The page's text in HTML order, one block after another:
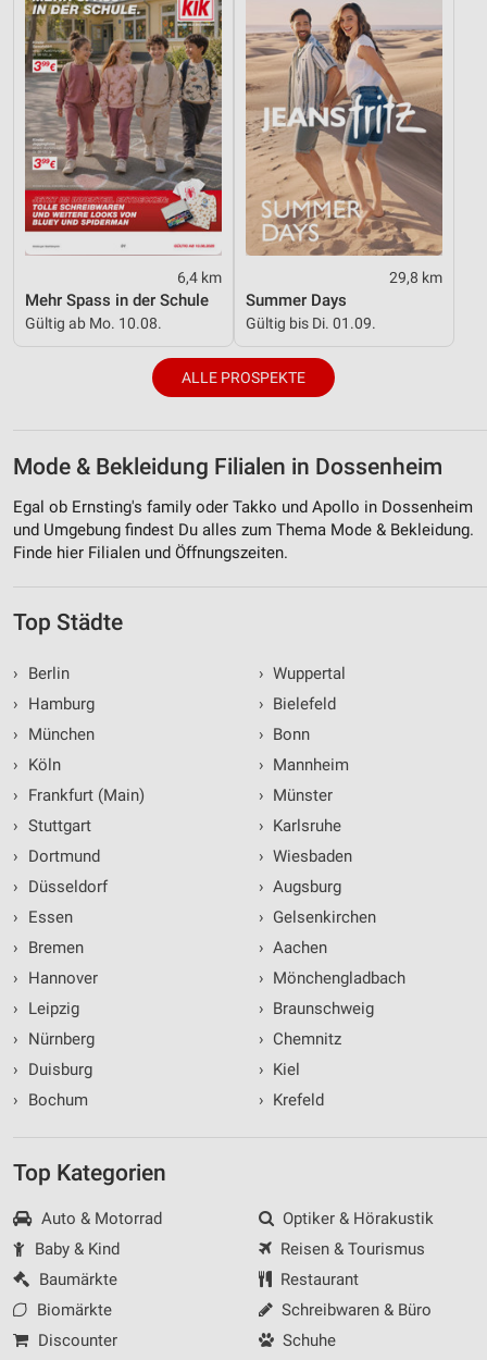
6,4 km
Mehr Spass in der Schule
Gültig ab Mo. 10.08.
29,8 km
Summer Days
Gültig bis Di. 01.09.
ALLE PROSPEKTE
Mode & Bekleidung Filialen in Dossenheim
Egal ob Ernsting's family oder Takko und Apollo in Dossenheim
und Umgebung findest Du alles zum Thema Mode & Bekleidung.
Finde hier Filialen und Öffnungszeiten.
Top Städte
›
Berlin
›
Hamburg
›
München
›
Köln
›
Frankfurt (Main)
› Stuttgart
›
Dortmund
›
Düsseldorf
›
Essen
›
Bremen
›
Hannover
›
Leipzig
›
Nürnberg
›
Duisburg
›
Bochum
› Wuppertal
› Bielefeld
› Bonn
› Mannheim
› Münster
› Karlsruhe
› Wiesbaden
› Augsburg
› Gelsenkirchen
› Aachen
› Mönchengladbach
› Braunschweig
› Chemnitz
› Kiel
› Krefeld
Top Kategorien
Auto & Motorrad
Baby & Kind
Baumärkte
Biomärkte
Discounter
Optiker & Hörakustik
Reisen & Tourismus
Restaurant
Schreibwaren & Büro
Schuhe